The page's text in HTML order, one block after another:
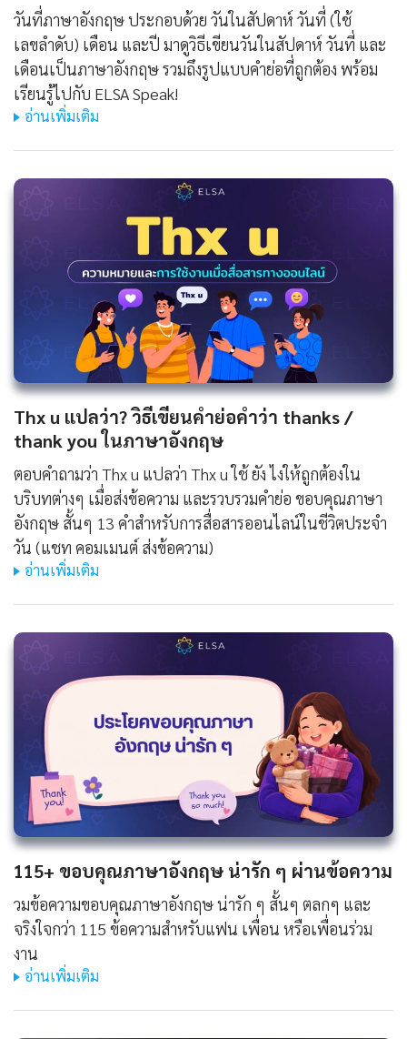
วันที่ภาษาอังกฤษ ประกอบด้วย วันในสัปดาห์ วันที่ (ใช้
เลขลำดับ) เดือน และปี มาดูวิธีเขียนวันในสัปดาห์ วันที่ และ
เดือนเป็นภาษาอังกฤษ รวมถึงรูปแบบคำย่อที่ถูกต้อง พร้อม
เรียนรู้ไปกับ ELSA Speak!
อ่านเพิ่มเติม
Thx u แปลว่า? วิธีเขียนคำย่อคำว่า thanks /
thank you ในภาษาอังกฤษ
ตอบคำถามว่า Thx u แปลว่า Thx u ใช้ ยัง ไงให้ถูกต้องใน
บริบทต่างๆ เมื่อส่งข้อความ และรวบรวมคำย่อ ขอบคุณภาษา
อังกฤษ สั้นๆ 13 คำสำหรับการสื่อสารออนไลน์ในชีวิตประจำ
วัน (แชท คอมเมนต์ ส่งข้อความ)
อ่านเพิ่มเติม
115+ ขอบคุณภาษาอังกฤษ น่ารัก ๆ ผ่านข้อความ
วมข้อความขอบคุณภาษาอังกฤษ น่ารัก ๆ สั้นๆ ตลกๆ และ
จริงใจกว่า 115 ข้อความสำหรับแฟน เพื่อน หรือเพื่อนร่วม
งาน
อ่านเพิ่มเติม